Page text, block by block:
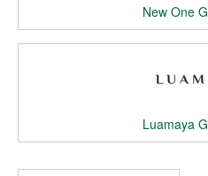
New One
Luamaya